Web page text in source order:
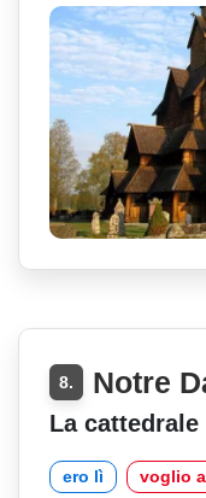
8. Notre
La
ero lì voglio